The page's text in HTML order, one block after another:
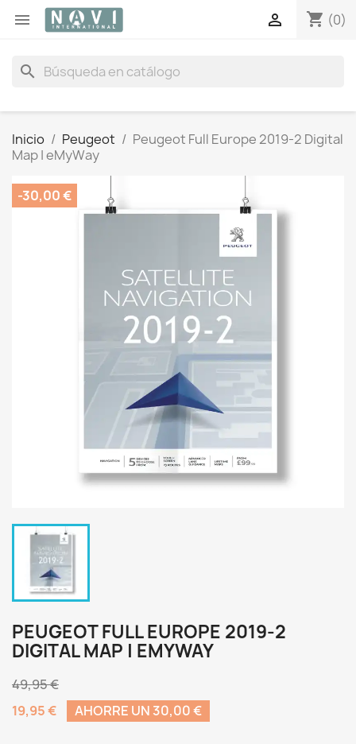
 shopping_cart (0)

search
Inicio Peugeot
Peugeot Full Europe 2019-2 Digital
Map | eMyWay
-30,00 €
PEUGEOT FULL EUROPE 2019-2
DIGITAL MAP | EMYWAY
49,95 €
19,95 €
AHORRE UN 30,00 €